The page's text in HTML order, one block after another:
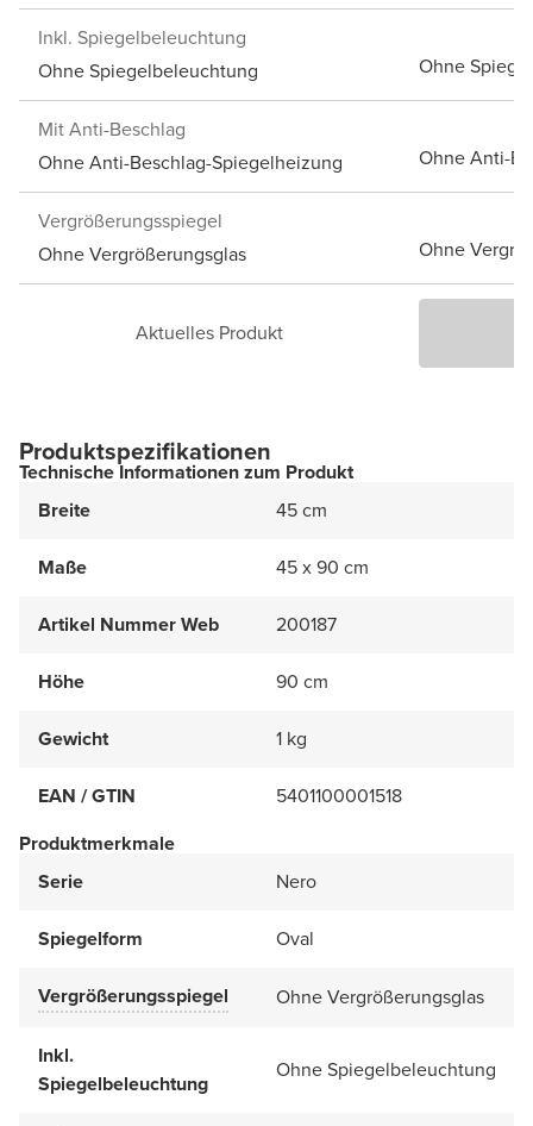
Inkl. Spiegelbeleuchtung
Ohne Spiegelbeleuchtung
Ohne
Mit Anti-Beschlag
Ohne Anti-Beschlag-Spiegelheizung
Ohne Anti-
Vergrößerungsspiegel
Ohne Vergrößerungsglas
Ohne
Aktuelles Produkt
Produktspezifikationen
Technische Informationen zum Produkt
Breite
45 cm
Maße 45 x 90 cm
Artikel Nummer Web 200187
Höhe 90 cm
Gewicht 1 kg
EAN / GTIN
5401100001518
Produktmerkmale
Serie
Nero
Spiegelform Oval
Vergrößerungsspiegel Ohne Vergrößerungsglas
Inkl.
Spiegelbeleuchtung
Ohne Spiegelbeleuchtung